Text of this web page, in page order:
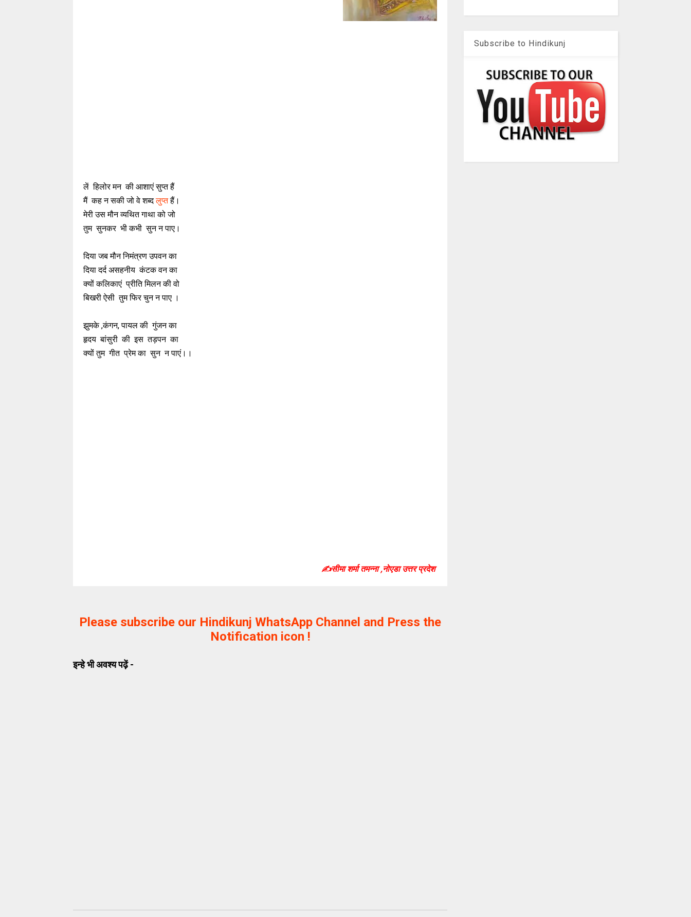
लें हिलोर मन की आशाएं सुप्त हैं
मैं कह न सकी जो वे शब्दलुप्तहैं।
मेरी उस मौन व्यथित गाथा को जो
तुम सुनकर भी कभी सुन न पाए।
दिया जब मौन निमंत्रण उपवन का
दिया दर्द असहनीय कंटक वन का
क्यों कलिकाएं प्रीति मिलन की वो
बिखरी ऐसी तुम फिर चुन न पाए ।
झुमके ,कंगन, पायल की गुंजन का
हृदय बांसुरी की इस तड़पन का
क्यों तुम गीत प्रेम का सुन न पाएं।।
✍️सीमा शर्मा तमन्ना ,नोएडा उत्तर प्रदेश
Please subscribe our Hindikunj WhatsApp Channel and Press the
Notification icon !
इन्हे भी अवश्य पढ़ें -
Subscribe to Hindikunj